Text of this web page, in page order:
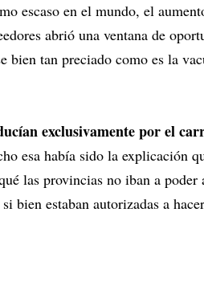
escaso en el mundo, el
abrió una ventana de
bien tan preciado como es la
exclusivamente por el
esa había sido la explicación
las provincias no iban a poder
bien estaban autorizadas a